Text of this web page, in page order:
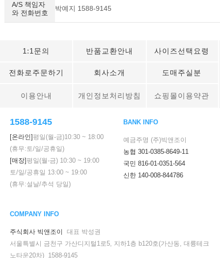
A/S 책임자
와 전화번호
박예지 1588-9145
1:1문의 반품교환안내 사이즈선택요령
전화로주문하기 회사소개 도매주실분
이용안내 개인정보처리방침 쇼핑몰이용약관
1588-9145
[온라인] 평일(월-금)10:30 ~ 18:00
(휴무:토/일/공휴일)
[매장] 평일(월-금) 10:30 ~ 19:00
토/일/공휴일 13:00 ~ 19:00
(휴무:설날/추석 당일)
BANK INFO
예금주명 (주)빅앤조이
농협 301-0385-8649-11
국민 816-01-0351-564
신한 140-008-844786
COMPANY INFO
주식회사 빅앤조이
대표 박성권
서울특별시 금천구 가산디지털1로5, 지하1층 b120호(가산동, 대륭테크
노타운20차) 1588-9145